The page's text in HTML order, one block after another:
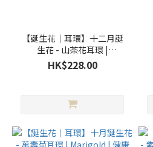
【誕生花｜耳環】十二月誕
生花 - 山茶花耳環 |
Camellia | 理想的愛
HK$228.00